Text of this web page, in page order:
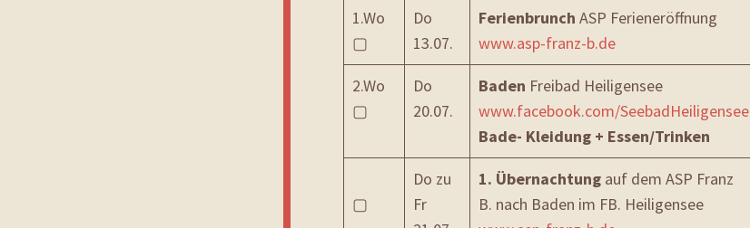
1.Wo
▢
Do
13.07.
Ferienbrunch ASP Ferieneröffnung
www.asp-franz-b.de
2.Wo
▢
Do
20.07.
Baden Freibad Heiligensee
www.facebook.com/SeebadHeiligensee
Bade- Kleidung + Essen/Trinken
▢
Do zu
Fr
1. Übernachtung auf dem ASP Franz
B. nach Baden im FB. Heiligensee